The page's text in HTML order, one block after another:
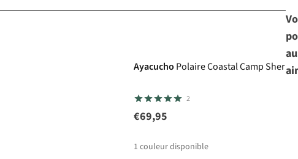
Ayacucho Polaire Coastal Camp Sherpa
2
€69,95
1 couleur disponible